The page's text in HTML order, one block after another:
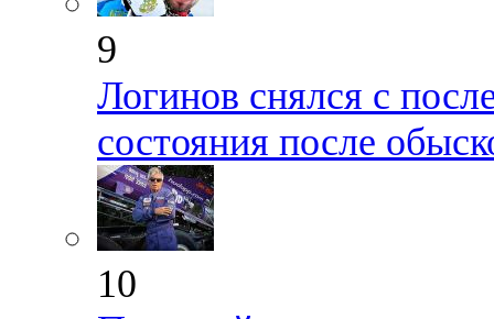
9
Логинов снялся с
состояния после
10